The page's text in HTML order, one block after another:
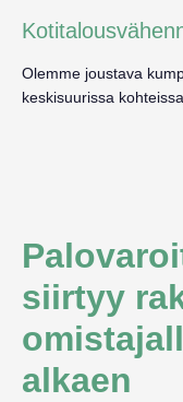
Olemme joustava
keskisuurissa kohteissa
siirtyy
alkaen